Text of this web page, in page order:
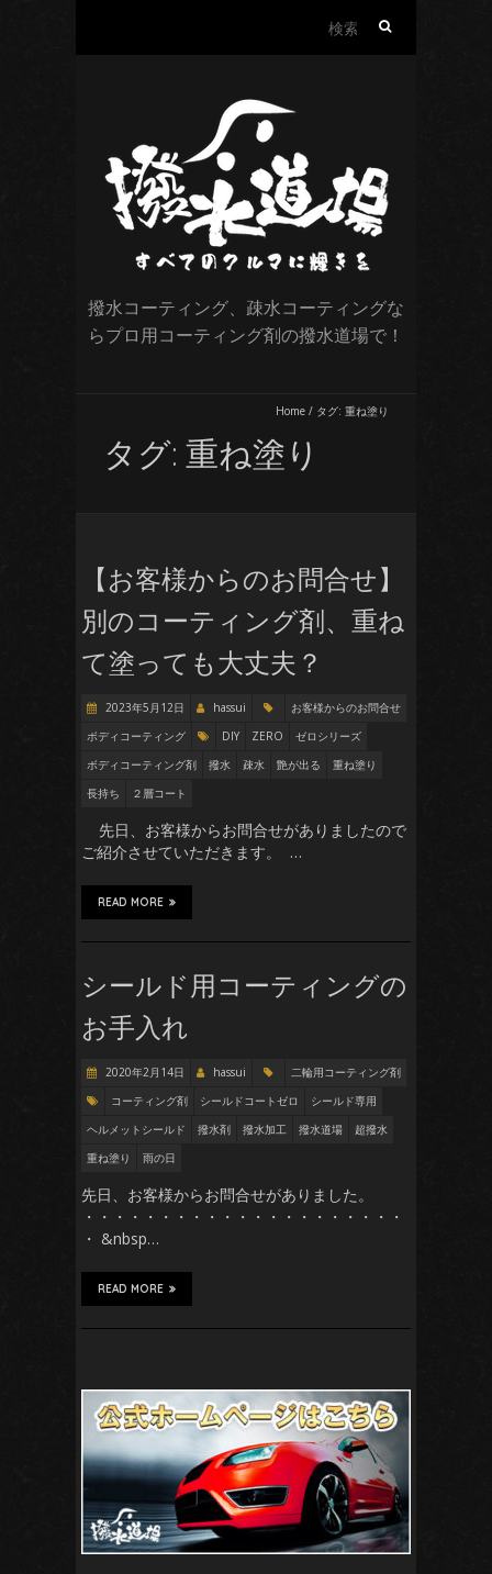
撥水コーティング、疎水コーティングな
らプロ用コーティング剤の撥水道場で！
Home / タグ: 重ね塗り
タグ: 重ね塗り
【お客様からのお問合せ】
別のコーティング剤、重ね
て塗っても大丈夫？
2023年5月12日 hassui
お客様からのお問合せ
ボディコーティング
DIY ZERO
ゼロシリーズ
ボディコーティング剤
撥水 疎水 艶が出る
重ね塗り
長持ち
２層コート
先日、お客様からお問合せがありましたので
ご紹介させていただきます。 …
READ MORE
シールド用コーティングの
お手入れ
2020年2月14日 hassui
二輪用コーティング剤
コーティング剤
シールドコートゼロ
シールド専用
ヘルメットシールド
撥水剤 撥水加工 撥水道場
超撥水
重ね塗り
雨の日
先日、お客様からお問合せがありました。
・・・・・・・・・・・・・・・・・・・・・
・ &nbsp…
READ MORE